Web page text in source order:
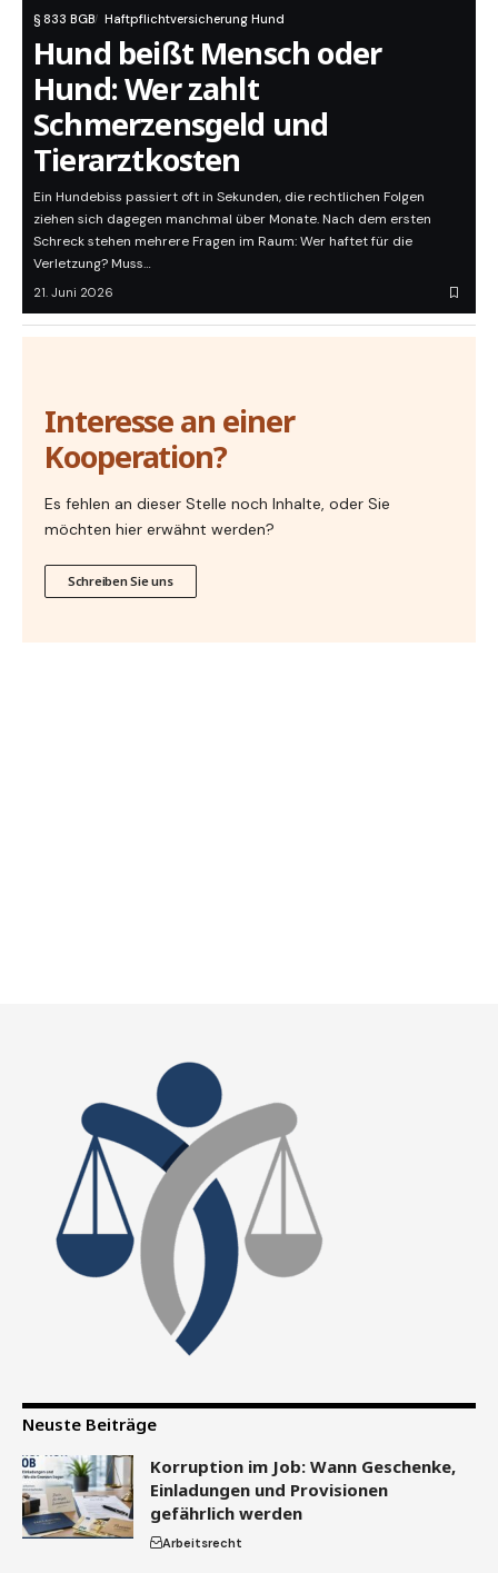
§ 833 BGB Haftpflichtversicherung Hund
Hund beißt Mensch oder
Hund: Wer zahlt
Schmerzensgeld und
Tierarztkosten
Ein Hundebiss passiert oft in Sekunden, die rechtlichen Folgen
ziehen sich dagegen manchmal über Monate. Nach dem ersten
Schreck stehen mehrere Fragen im Raum: Wer haftet für die
Verletzung? Muss…
21. Juni 2026
Interesse an einer
Kooperation?
Es fehlen an dieser Stelle noch Inhalte, oder Sie
möchten hier erwähnt werden?
Schreiben Sie uns
Neuste Beiträge
Korruption im Job: Wann Geschenke,
Einladungen und Provisionen
gefährlich werden
Arbeitsrecht